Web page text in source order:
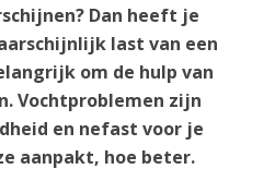
Dan heeft je
last van een
om de hulp van
Vochtproblemen zijn
en nefast voor je
aanpakt, hoe beter.